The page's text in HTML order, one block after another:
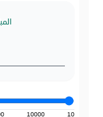
10
10000